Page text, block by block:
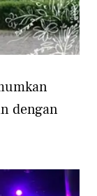
dengan